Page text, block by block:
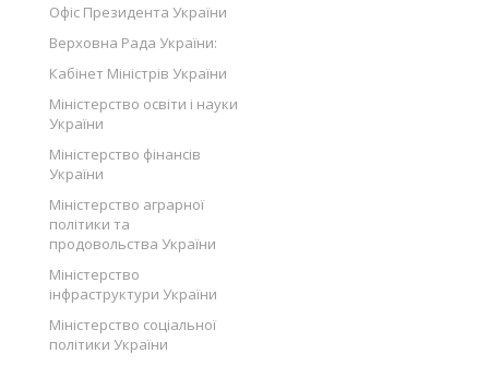
Офіс Президента України
Верховна Рада України:
Кабінет Міністрів України
Міністерство освіти і науки
України
Міністерство фінансів
України
Міністерство аграрної
політики та
продовольства України
Міністерство
інфраструктури України
Міністерство соціальної
політики України